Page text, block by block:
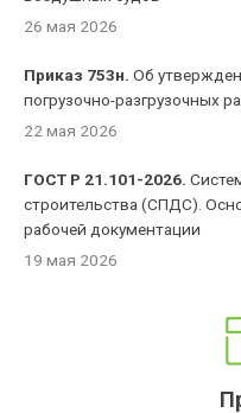
26 мая 2026
Приказ 753н. Об
погрузочно-разгрузочных
22 мая 2026
ГОСТ Р 21.101-2026.
строительства (СПДС).
рабочей документации
19 мая 2026